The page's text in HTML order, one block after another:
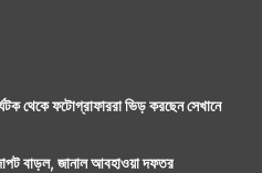
থেকে ফটোগ্রাফাররা ভিড় করছেন সেখানে
দাপট বাড়ল, জানাল আবহাওয়া দফতর